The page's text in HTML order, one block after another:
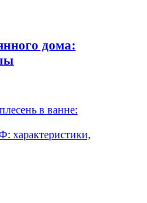
дома:
в ванне:
характеристики,